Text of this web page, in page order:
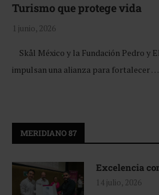
Turismo que protege vida
1 junio, 2026
Skål México y la Fundación Pedro y
impulsan una alianza para fortalecer …
MERIDIANO 87
Excelencia
14 julio, 2026